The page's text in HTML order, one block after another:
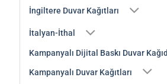
İngiltere Duvar Kağıtları
İtalyan-İthal
Kampanyalı Dijital Baskı Duvar
Kampanyalı Duvar Kağıtları